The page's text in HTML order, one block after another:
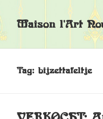
Maison l'Art
Tag:bijzettafeltje